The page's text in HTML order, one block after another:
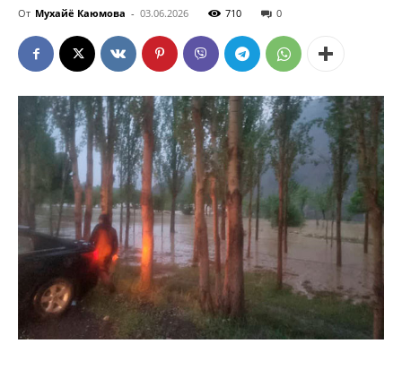
От Мухайё Каюмова - 03.06.2026 710 0